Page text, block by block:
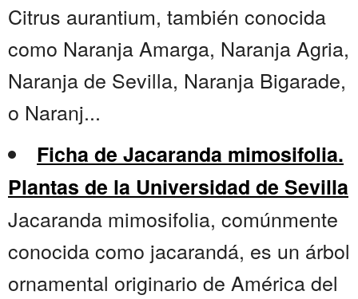
Citrus aurantium, también conocida
como Naranja Amarga, Naranja Agria,
Naranja de Sevilla, Naranja Bigarade,
o Naranj...
Ficha de Jacaranda mimosifolia.
Plantas de la Universidad de Sevilla
Jacaranda mimosifolia, comúnmente
conocida como jacarandá, es un árbol
ornamental originario de América del